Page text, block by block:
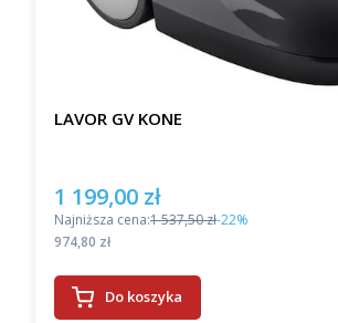
LAVOR GV KONE
Cena promocyjna
1 199,00 zł
Najniższa cena:1 537,50 zł-22%
Cena
974,80 zł
Do koszyka